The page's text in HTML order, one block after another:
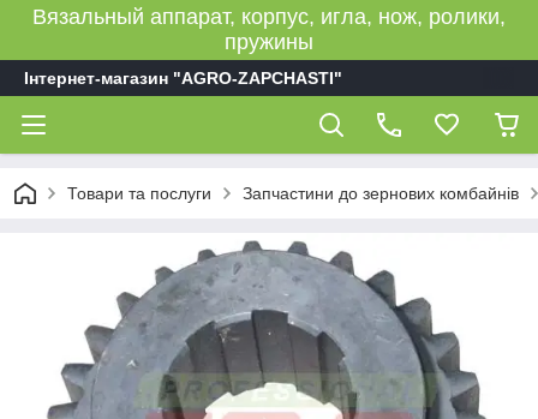
Вязальный аппарат, корпус, игла, нож, ролики,
пружины
Інтернет-магазин "AGRO-ZAPCHASTI"
Товари та послуги Запчастини до зернових комбайнів